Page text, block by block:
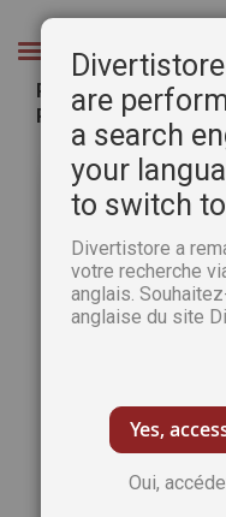
Chercher
Peinture au
Rappelli
galerie
d’images
are
a search
your
to switch
Divertistore a
votre recherche
anglais.
anglaise du site
Yes,
Oui,